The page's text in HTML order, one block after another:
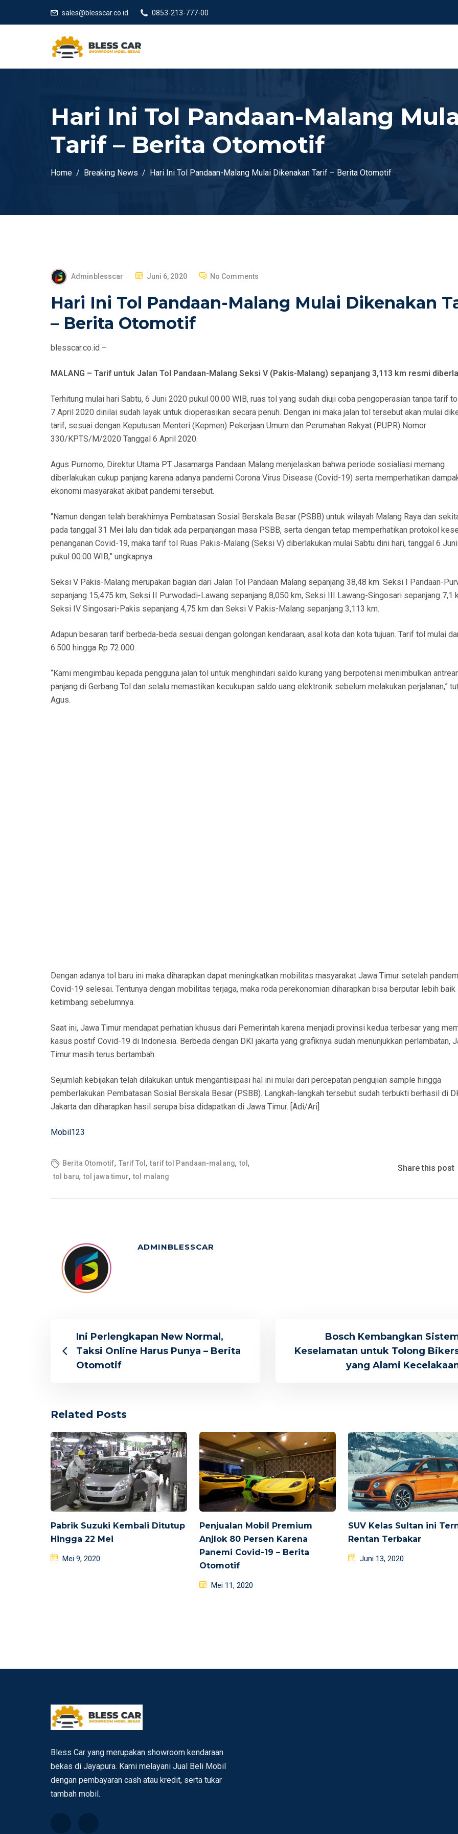
sales@blesscar.co.id 0853-213-777-00
Hari Ini Tol Pandaan-Malang
Tarif – Berita Otomotif
Home Breaking News Hari Ini Tol Pandaan-Malang Mulai Dikenakan Tarif – Berita Otomotif
Adminblesscar
E
Juni 6, 2020 No Comments
Hari Ini Tol Pandaan-Malang Mulai Dikenakan
– Berita Otomotif
blesscar.co.id –
MALANG – Tarif untuk Jalan Tol Pandaan-Malang Seksi V (Pakis-Malang) sepanjang 3,113 km resmi
Terhitung mulai hari Sabtu, 6 Juni 2020 pukul 00.00 WIB, ruas tol yang sudah diuji coba pengoperasian tanpa tarif
7 April 2020 dinilai sudah layak untuk dioperasikan secara penuh. Dengan ini maka jalan tol tersebut akan mulai
tarif, sesuai dengan Keputusan Menteri (Kepmen) Pekerjaan Umum dan Perumahan Rakyat (PUPR) Nomor
330/KPTS/M/2020 Tanggal 6 April 2020.
Agus Purnomo, Direktur Utama PT Jasamarga Pandaan Malang menjelaskan bahwa periode sosialiasi memang
diberlakukan cukup panjang karena adanya pandemi Corona Virus Disease (Covid-19) serta memperhatikan
ekonomi masyarakat akibat pandemi tersebut.
“Namun dengan telah berakhirnya Pembatasan Sosial Berskala Besar (PSBB) untuk wilayah Malang Raya dan
pada tanggal 31 Mei lalu dan tidak ada perpanjangan masa PSBB, serta dengan tetap memperhatikan protokol
penanganan Covid-19, maka tarif tol Ruas Pakis-Malang (Seksi V) diberlakukan mulai Sabtu dini hari, tanggal 6
pukul 00.00 WIB,” ungkapnya.
Seksi V Pakis-Malang merupakan bagian dari Jalan Tol Pandaan Malang sepanjang 38,48 km. Seksi I Pandaan-
sepanjang 15,475 km, Seksi II Purwodadi-Lawang sepanjang 8,050 km, Seksi III Lawang-Singosari sepanjang 7,1
Seksi IV Singosari-Pakis sepanjang 4,75 km dan Seksi V Pakis-Malang sepanjang 3,113 km.
Adapun besaran tarif berbeda-beda sesuai dengan golongan kendaraan, asal kota dan kota tujuan. Tarif tol mulai
6.500 hingga Rp 72.000.
“Kami mengimbau kepada pengguna jalan tol untuk menghindari saldo kurang yang berpotensi menimbulkan
panjang di Gerbang Tol dan selalu memastikan kecukupan saldo uang elektronik sebelum melakukan perjalanan,”
Agus.
Dengan adanya tol baru ini maka diharapkan dapat meningkatkan mobilitas masyarakat Jawa Timur setelah
Covid-19 selesai. Tentunya dengan mobilitas terjaga, maka roda perekonomian diharapkan bisa berputar lebih baik
ketimbang sebelumnya.
Saat ini, Jawa Timur mendapat perhatian khusus dari Pemerintah karena menjadi provinsi kedua terbesar yang
kasus postif Covid-19 di Indonesia. Berbeda dengan DKI jakarta yang grafiknya sudah menunjukkan perlambatan,
Timur masih terus bertambah.
Sejumlah kebijakan telah dilakukan untuk mengantisipasi hal ini mulai dari percepatan pengujian sample hingga
pemberlakukan Pembatasan Sosial Berskala Besar (PSBB). Langkah-langkah tersebut sudah terbukti berhasil di
Jakarta dan diharapkan hasil serupa bisa didapatkan di Jawa Timur. [Adi/Ari]
Mobil123
Berita Otomotif, Tarif Tol, tarif tol Pandaan-malang, tol,
tol baru, tol jawa timur, tol malang
Share this post
ADMINBLESSCAR
Ini Perlengkapan New Normal,
Taksi Online Harus Punya – Berita
Otomotif
Bosch Kembangkan
Keselamatan untuk Tolong
yang Alami
Related Posts
Pabrik Suzuki Kembali Ditutup
Hingga 22 Mei
Posted
Mei 9, 2020
Penjualan Mobil Premium
Anjlok 80 Persen Karena
Panemi Covid-19 – Berita
Otomotif
Posted
Mei 11, 2020
SUV Kelas Sultan ini
Rentan Terbakar
Posted
Juni 13, 2020
Bless Car yang merupakan showroom kendaraan
bekas di Jayapura. Kami melayani Jual Beli Mobil
dengan pembayaran cash atau kredit, serta tukar
tambah mobil.